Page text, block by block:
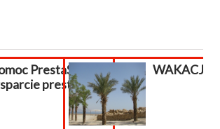
PrestaShop,
prestashop
WAKACJE !!!